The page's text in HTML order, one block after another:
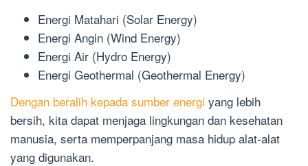
Energi Matahari (Solar Energy)
Energi Angin (Wind Energy)
Energi Air (Hydro Energy)
Energi Geothermal (Geothermal Energy)
Dengan beralih kepada sumber energi yang lebih
bersih, kita dapat menjaga lingkungan dan kesehatan
manusia, serta memperpanjang masa hidup alat-alat
yang digunakan.